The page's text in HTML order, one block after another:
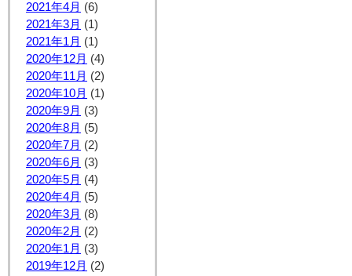
2021年4月 (6)
2021年3月 (1)
2021年1月 (1)
2020年12月 (4)
2020年11月 (2)
2020年10月 (1)
2020年9月 (3)
2020年8月 (5)
2020年7月 (2)
2020年6月 (3)
2020年5月 (4)
2020年4月 (5)
2020年3月 (8)
2020年2月 (2)
2020年1月 (3)
2019年12月 (2)